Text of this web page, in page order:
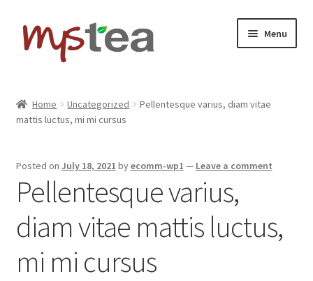
Skip
to
navigation
Skip
to
Menu
Shop
About
Contact
Home Uncategorized
Pellentesque varius, diam vitae
mattis luctus, mi mi cursus
Posted on July 18, 2021 byecomm-wp1 — Leave a comment
Pellentesque varius,
diam vitae mattis luctus,
mi mi cursus